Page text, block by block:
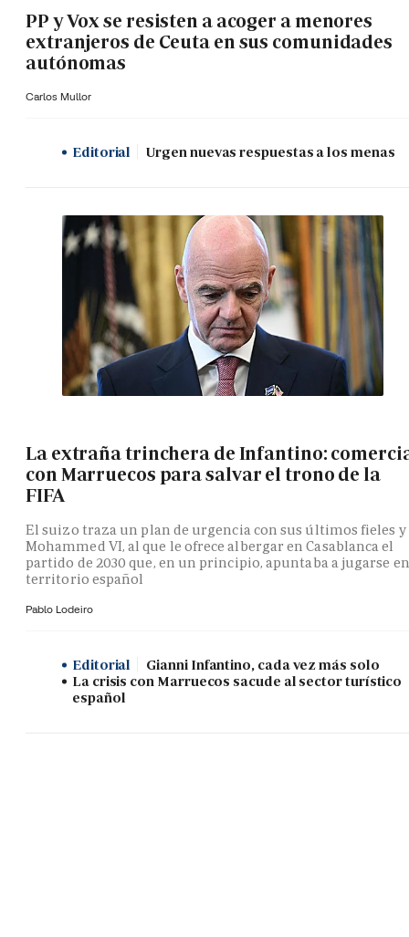
PP y Vox se resisten a acoger a menores
extranjeros de Ceuta en sus comunidades
autónomas
Carlos Mullor
Editorial Urgen nuevas respuestas a los menas
La extraña trinchera de Infantino:
con Marruecos para salvar el trono de la
FIFA
El suizo traza un plan de urgencia con sus últimos fieles y
Mohammed VI, al que le ofrece albergar en Casablanca el
partido de 2030 que, en un principio, apuntaba a jugarse en
territorio español
Pablo Lodeiro
Editorial
Gianni Infantino, cada vez más solo
La crisis con Marruecos sacude al sector turístico
español